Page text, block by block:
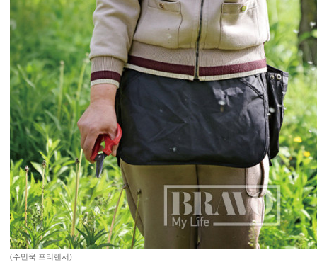
(주민욱 프리랜서)